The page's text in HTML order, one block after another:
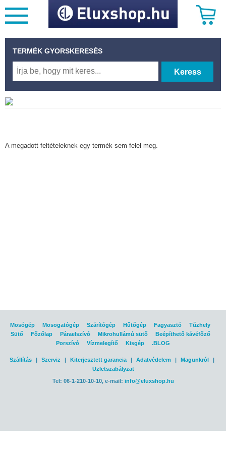
TERMÉK GYORSKERESÉS
Keress
A megadott feltételeknek egy termék sem felel meg.
Mosógép Mosogatógép Szárítógép Hűtőgép Fagyasztó
Tűzhely
Sütő
Főzőlap Páraelszívó Mikrohullámú sütő
Beépíthető kávéfőző
Porszívó
Vízmelegítő Kisgép .BLOG
Szállítás | Szerviz | Kiterjesztett garancia | Adatvédelem | Magunkról
|
Üzletszabályzat
Tel: 06-1-210-10-10, e-mail: info@eluxshop.hu